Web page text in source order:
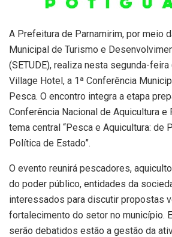
A Prefeitura de Parnamirim, por meio
Municipal de Turismo e
(SETUDE), realiza nesta segunda-feira
Village Hotel, a 1ª Conferência
Pesca. O encontro integra a etapa
Conferência Nacional de Aquicultura e
tema central “Pesca e Aquicultura: de
Política de Estado”.
O evento reunirá pescadores,
do poder público, entidades da
interessados para discutir propostas
fortalecimento do setor no município.
serão debatidos estão a gestão da